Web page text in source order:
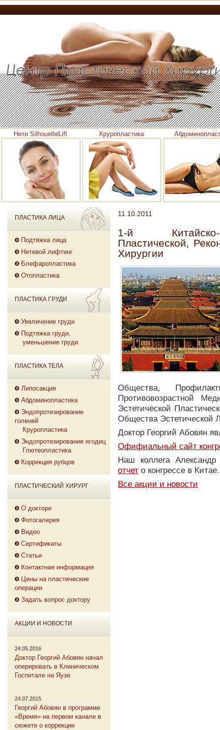
Нити SilhouetteLift Круропластика
ПЛАСТИКА ЛИЦА
Подтяжка лица
Нитевой лифтинг
Блефаропластика
Отопластика
ПЛАСТИКА ГРУДИ
Увеличение груди
Подтяжка груди,
уменьшение груди
ПЛАСТИКА ТЕЛА
Липосакция
Абдоминопластика
Эндопротезирование
голеней
Круропластика
Эндопротезирование ягодиц
Глютеопластика
Коррекция рубцов
ПЛАСТИЧЕСКИЙ ХИРУРГ
О докторе
Фотогалерея
Видео
Сертификаты
Статьи
Контактная информация
Цены на пластические
операции
Задать вопрос доктору
АКЦИИ И НОВОСТИ
24.05.2016
Доктор Георгий Абовян начал
оперировать в Клиническом
Госпитале на Яузе
24.07.2015
Георгий Абовян в программе
«Время» на первом канале в
сюжете о коррекции
11.10.2011
1-й Китайско-
Пластической,
Хирургии
Общества,
Противовозрастной
Эстетической
Общества Эстетической
Доктор Георгий Абовян
Офифиальный сайт
Наш коллега
отчет о конгрессе в Китае.
Все акции и новости